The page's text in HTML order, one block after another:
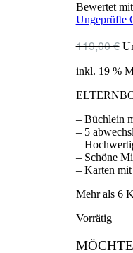
Bewertet mit
Ungeprüfte
119,00€
inkl. 19 %
– Büchlein
– 5
–
– Schöne
– Karten
Mehr als 6
Vorrätig